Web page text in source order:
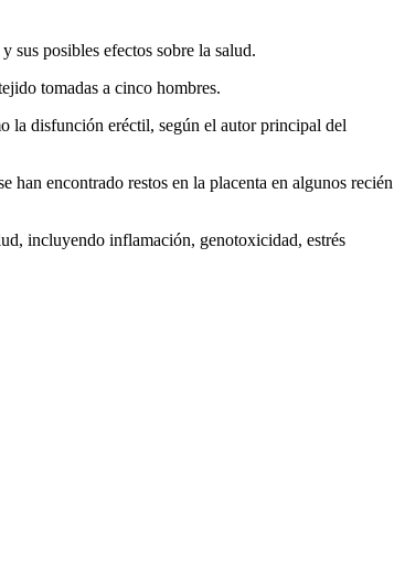
sus posibles efectos sobre la salud.
tomadas a cinco hombres.
la disfunción eréctil, según el autor principal del
encontrado restos en la placenta en algunos recién
incluyendo inflamación, genotoxicidad, estrés